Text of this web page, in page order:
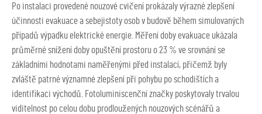
Po instalaci provedené nouzové cvičení prokázaly výrazné zlepšení
účinnosti evakuace a sebejistoty osob v budově během simulovaných
případů výpadku elektrické energie. Měření doby evakuace ukázala
průměrné snížení doby opuštění prostoru o 23 % ve srovnání se
základními hodnotami naměřenými před instalací, přičemž byly
zvláště patrné významné zlepšení při pohybu po schodištích a
identifikaci východů. Fotoluminiscenční značky poskytovaly trvalou
viditelnost po celou dobu prodloužených nouzových scénářů a